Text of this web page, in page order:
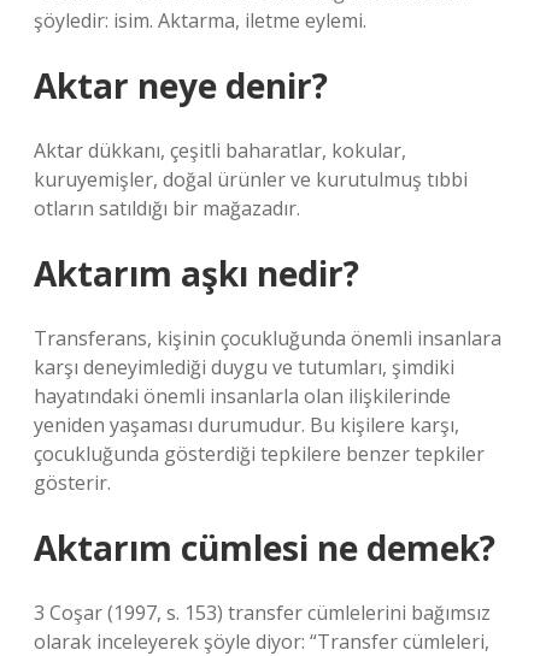
şöyledir: isim. Aktarma, iletme eylemi.
Aktar neye denir?
Aktar dükkanı, çeşitli baharatlar, kokular,
kuruyemişler, doğal ürünler ve kurutulmuş tıbbi
otların satıldığı bir mağazadır.
Aktarım aşkı nedir?
Transferans, kişinin çocukluğunda önemli insanlara
karşı deneyimlediği duygu ve tutumları, şimdiki
hayatındaki önemli insanlarla olan ilişkilerinde
yeniden yaşaması durumudur. Bu kişilere karşı,
çocukluğunda gösterdiği tepkilere benzer tepkiler
gösterir.
Aktarım cümlesi ne demek?
3 Coşar (1997, s. 153) transfer cümlelerini bağımsız
olarak inceleyerek şöyle diyor: “Transfer cümleleri,